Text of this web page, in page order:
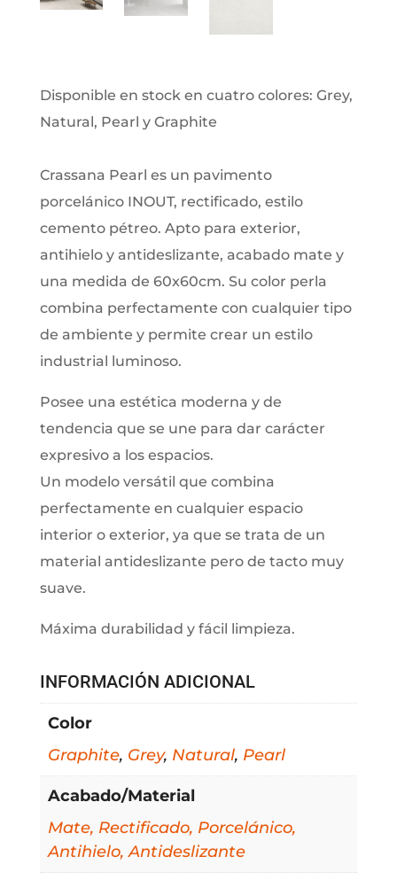
Disponible en stock en cuatro colores: Grey,
Natural, Pearl y Graphite
Crassana Pearl es un pavimento
porcelánico INOUT, rectificado, estilo
cemento pétreo. Apto para exterior,
antihielo y antideslizante, acabado mate y
una medida de 60x60cm. Su color perla
combina perfectamente con cualquier tipo
de ambiente y permite crear un estilo
industrial luminoso.
Posee una estética moderna y de
tendencia que se une para dar carácter
expresivo a los espacios.
Un modelo versátil que combina
perfectamente en cualquier espacio
interior o exterior, ya que se trata de un
material antideslizante pero de tacto muy
suave.
Máxima durabilidad y fácil limpieza.
INFORMACIÓN ADICIONAL
Color
Graphite, Grey, Natural, Pearl
Acabado/Material
Mate, Rectificado, Porcelánico,
Antihielo, Antideslizante